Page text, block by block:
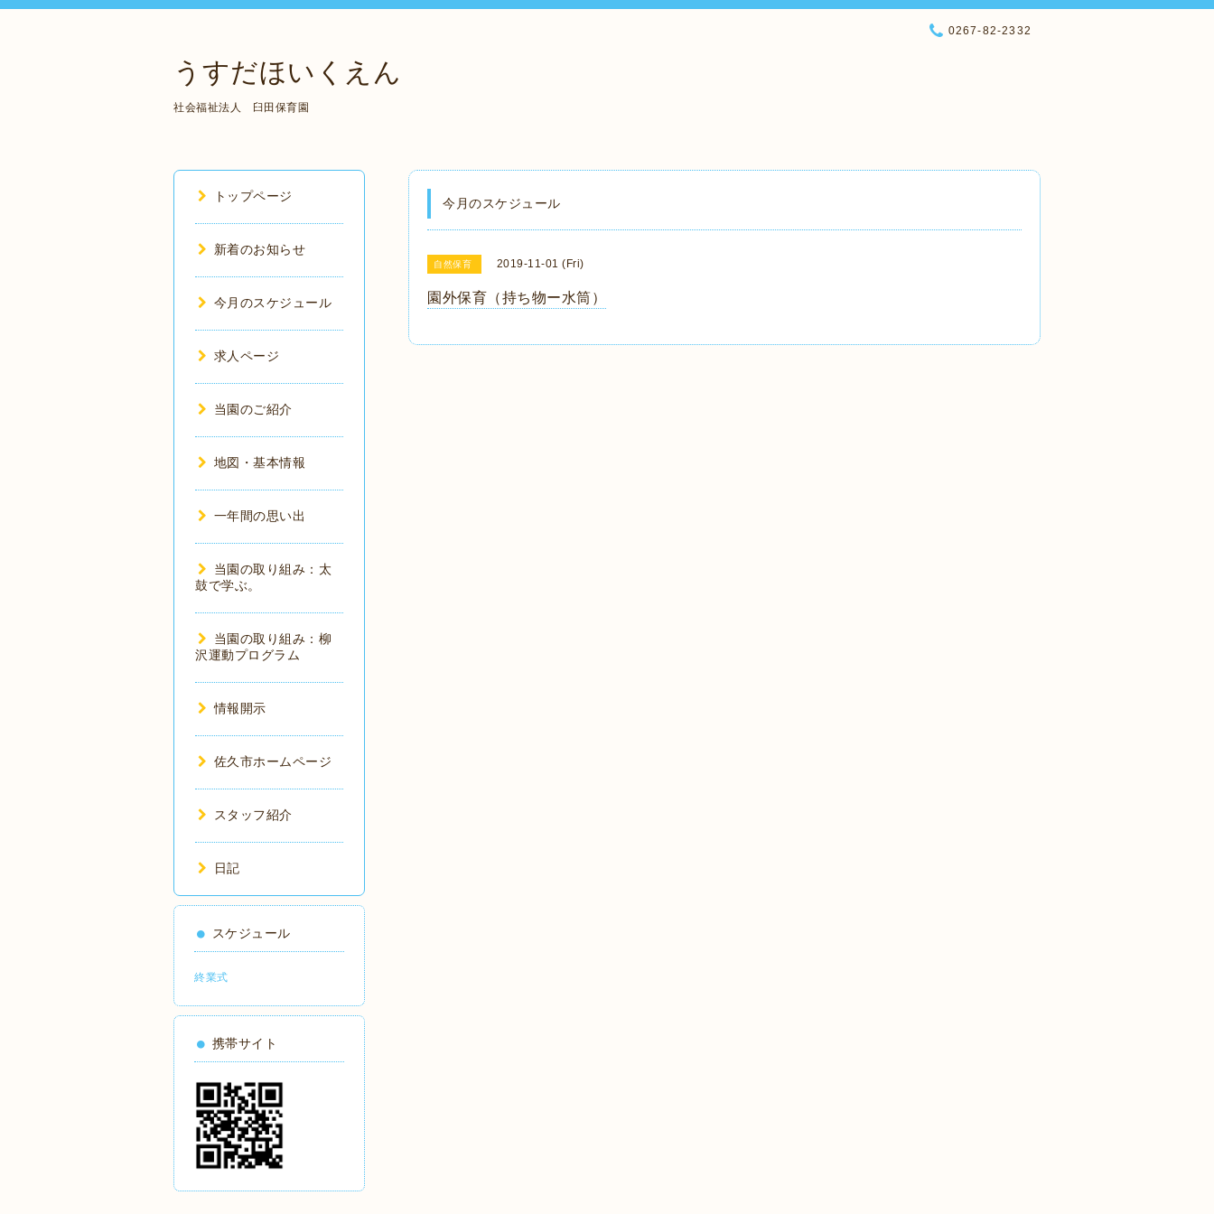
うすだほいくえん
社会福祉法人 臼田保育園
0267-82-2332
今月のスケジュール
自然保育 2019-11-01 (Fri)
園外保育（持ち物ー水筒）
トップページ
新着のお知らせ
今月のスケジュール
求人ページ
当園のご紹介
地図・基本情報
一年間の思い出
当園の取り組み：太
鼓で学ぶ。
当園の取り組み：柳
沢運動プログラム
情報開示
佐久市ホームページ
スタッフ紹介
日記
スケジュール
終業式
携帯サイト